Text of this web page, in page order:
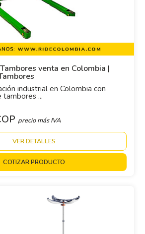
venta en Colombia |
industrial en Colombia con
tambores ...
precio más IVA
VER DETALLES
COTIZAR PRODUCTO